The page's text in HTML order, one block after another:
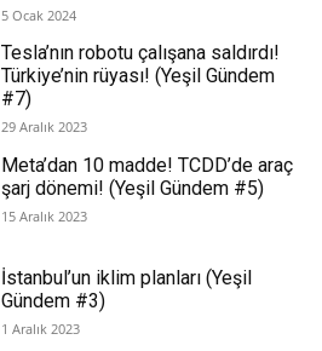
5 Ocak 2024
Tesla’nın robotu çalışana saldırdı!
Türkiye’nin rüyası! (Yeşil Gündem
#7)
29 Aralık 2023
Meta’dan 10 madde! TCDD’de araç
şarj dönemi! (Yeşil Gündem #5)
15 Aralık 2023
İstanbul’un iklim planları (Yeşil
Gündem #3)
1 Aralık 2023